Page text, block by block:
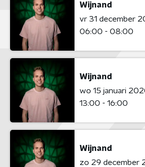
Wijnand
vr 31 december
06:00 - 08:00
Wijnand
wo 15 januari
13:00 - 16:00
Wijnand
zo 29 december